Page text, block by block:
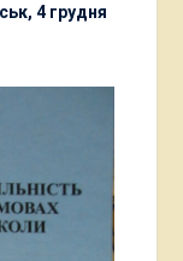
4 грудня